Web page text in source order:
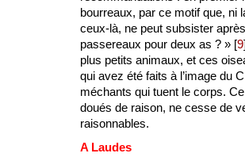
bourreaux, par ce motif que, ni
ceux-là, ne peut subsister
passereaux pour deux as ? » [9
plus petits animaux, et ces
qui avez été faits à l’image du
méchants qui tuent le corps.
doués de raison, ne cesse de
raisonnables.
A Laudes